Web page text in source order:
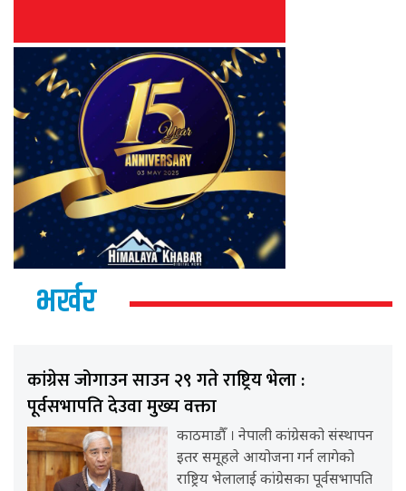
भर्खर
कांग्रेस जोगाउन साउन २९ गते राष्ट्रिय भेला :
पूर्वसभापति देउवा मुख्य वक्ता
काठमाडौँ । नेपाली कांग्रेसको संस्थापन
इतर समूहले आयोजना गर्न लागेको
राष्ट्रिय भेलालाई कांग्रेसका पूर्वसभापति